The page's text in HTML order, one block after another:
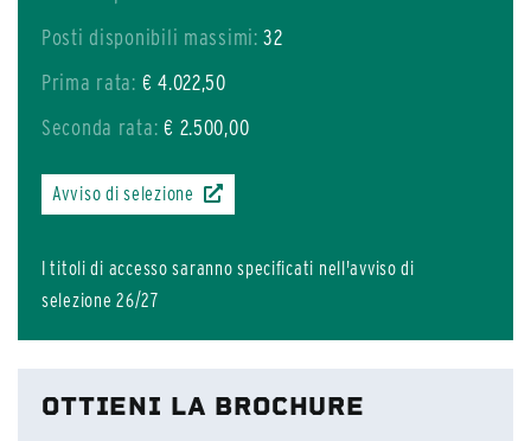
Posti disponibili massimi: 32
Prima rata: € 4.022,50
Seconda rata: € 2.500,00
Avviso di selezione
I titoli di accesso saranno specificati nell'avviso di
selezione 26/27
OTTIENI LA BROCHURE